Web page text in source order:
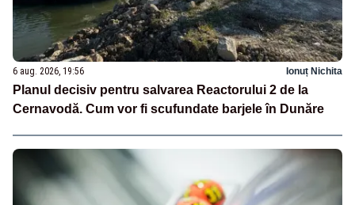
6 aug. 2026, 19:56 Ionuț Nichita
Planul decisiv pentru salvarea Reactorului 2 de la
Cernavodă. Cum vor fi scufundate barjele în Dunăre